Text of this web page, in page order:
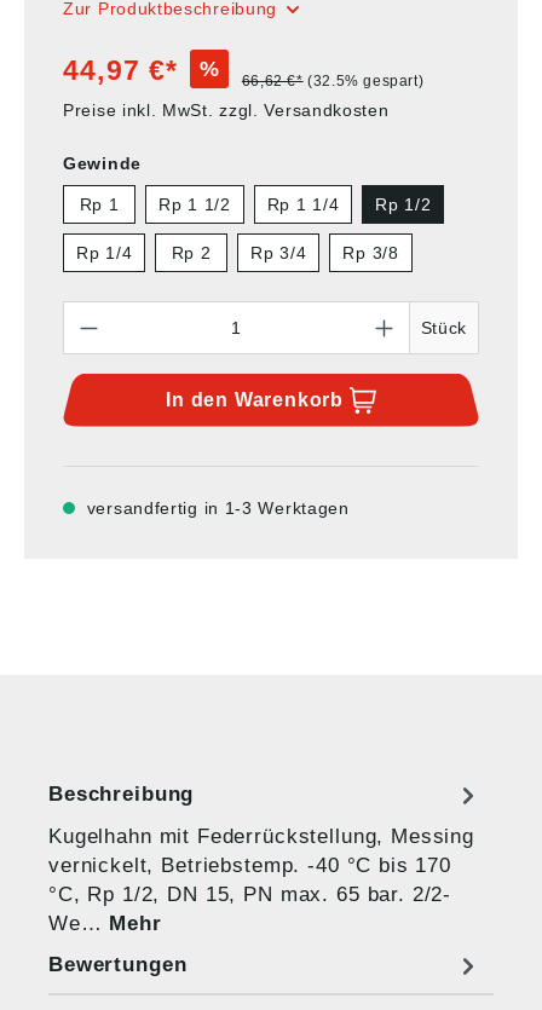
Zur Produktbeschreibung
44,97 €* % 66,62 €* (32.5% gespart)
Preise inkl. MwSt. zzgl. Versandkosten
Gewinde
Rp 1 Rp 1 1/2 Rp 1 1/4 Rp 1/2
Rp 1/4 Rp 2 Rp 3/4 Rp 3/8
Stück
In den Warenkorb
versandfertig in 1-3 Werktagen
Beschreibung
Kugelhahn mit Federrückstellung, Messing
vernickelt, Betriebstemp. -40 °C bis 170
°C, Rp 1/2, DN 15, PN max. 65 bar. 2/2-
We… Mehr
Bewertungen